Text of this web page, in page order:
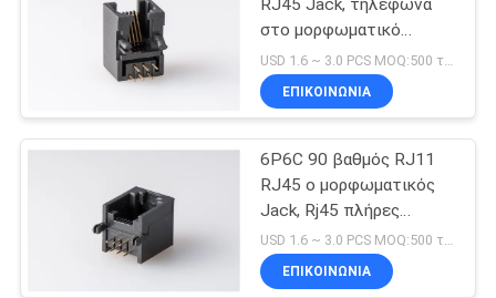
ΜΕ
RJ45 Jack, τηλεφωνά
στο μορφωματικό
θηλυκό δίκτυο λιμένων
του Jack πλήρες
πλαστικό ενιαίο
ΕΠΙΚΟΙΝΩΝΊΑ
6P6C 90 βαθμός RJ11
RJ45 ο μορφωματικός
Jack, Rj45 πλήρες
πλαστικό ενιαίο θηλυκό
λιμένων του Jack
στοιχείων
USD 1.6 ~ 3.0 PCS MOQ:500 τμχ
ΕΠΙΚΟΙΝΩΝΊΑ